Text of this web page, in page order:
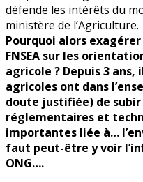
défende les intérêts du
ministère de l’Agriculture.
Pourquoi alors
FNSEA sur les
agricole ? Depuis 3
agricoles ont dans
doute justifiée) de
réglementaires et
importantes liée à…
faut peut-être y voir
ONG….